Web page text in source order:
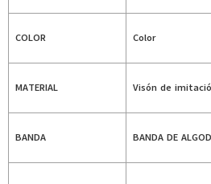
COLOR Color
MATERIAL Visón de
BANDA BANDA DE